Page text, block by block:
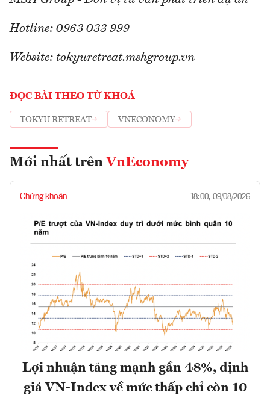
Hotline: 0963 033 999
Website: tokyuretreat.mshgroup.vn
ĐỌC BÀI THEO TỪ KHOÁ
TOKYU RETREAT VNECONOMY
Mới nhất trên VnEconomy
Chứng khoán 18:00, 09/08/2026
Lợi nhuận tăng mạnh gần 48%, định
giá VN-Index về mức thấp chỉ còn 10